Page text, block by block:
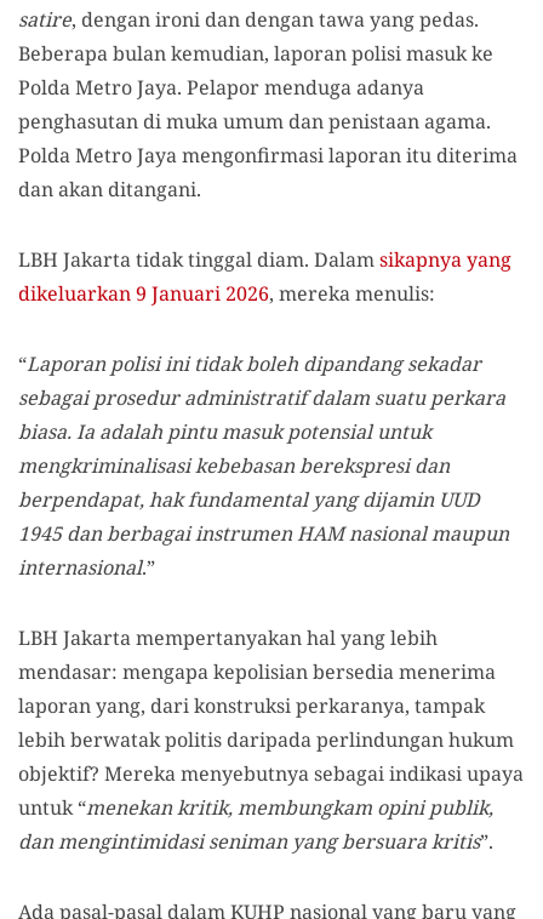
satire, dengan ironi dan dengan tawa yang pedas.
Beberapa bulan kemudian, laporan polisi masuk ke
Polda Metro Jaya. Pelapor menduga adanya
penghasutan di muka umum dan penistaan agama.
Polda Metro Jaya mengonfirmasi laporan itu diterima
dan akan ditangani.
LBH Jakarta tidak tinggal diam. Dalamsikapnya yang
dikeluarkan 9 Januari 2026, mereka menulis:
“Laporan polisi ini tidak boleh dipandang sekadar
sebagai prosedur administratif dalam suatu perkara
biasa. Ia adalah pintu masuk potensial untuk
mengkriminalisasi kebebasan berekspresi dan
berpendapat, hak fundamental yang dijamin UUD
1945 dan berbagai instrumen HAM nasional maupun
internasional.”
LBH Jakarta mempertanyakan hal yang lebih
mendasar: mengapa kepolisian bersedia menerima
laporan yang, dari konstruksi perkaranya, tampak
lebih berwatak politis daripada perlindungan hukum
objektif? Mereka menyebutnya sebagai indikasi upaya
untuk “menekan kritik, membungkam opini publik,
dan mengintimidasi seniman yang bersuara kritis”.
Ada pasal-pasal dalam KUHP nasional yang baru yang